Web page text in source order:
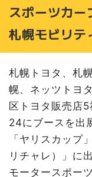
スポーツカー
札幌モビリ
札幌トヨタ、札
幌、ネッツトヨ
区トヨタ販売店
24にブースを出
「ヤリスカップ
リチャレ）」に
モータースポー